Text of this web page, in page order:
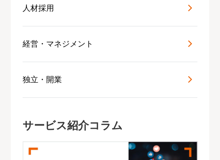
人材採用
経営・マネジメント
独立・開業
サービス紹介コラム